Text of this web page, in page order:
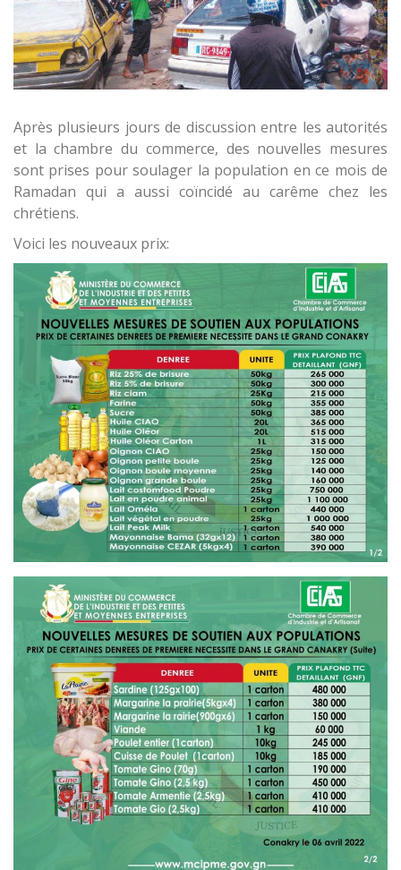
Après plusieurs jours de discussion entre les autorités
et la chambre du commerce, des nouvelles mesures
sont prises pour soulager la population en ce mois de
Ramadan qui a aussi coïncidé au carême chez les
chrétiens.
Voici les nouveaux prix: